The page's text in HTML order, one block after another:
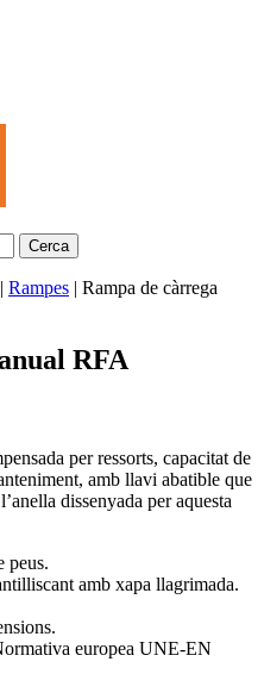
| Rampes | Rampa de càrrega
RFA
per ressorts, capacitat de
amb llavi abatible que
dissenyada per aquesta
peus.
amb xapa llagrimada.
europea UNE-EN